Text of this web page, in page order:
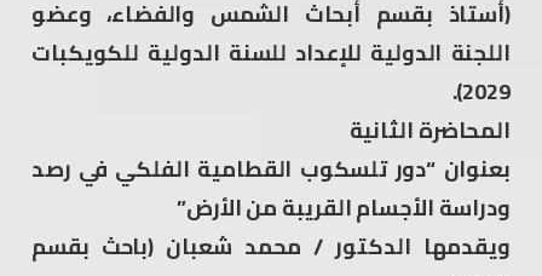
(أستاذ بقسم أبحاث الشمس والفضاء، وعضو
اللجنة الدولية للإعداد للسنة الدولية للكويكبات
2029).
المحاضرة الثانية
بعنوان “دور تلسكوب القطامية الفلكي في رصد
ودراسة الأجسام القريبة من الأرض”
ويقدمها الدكتور / محمد شعبان (باحث بقسم